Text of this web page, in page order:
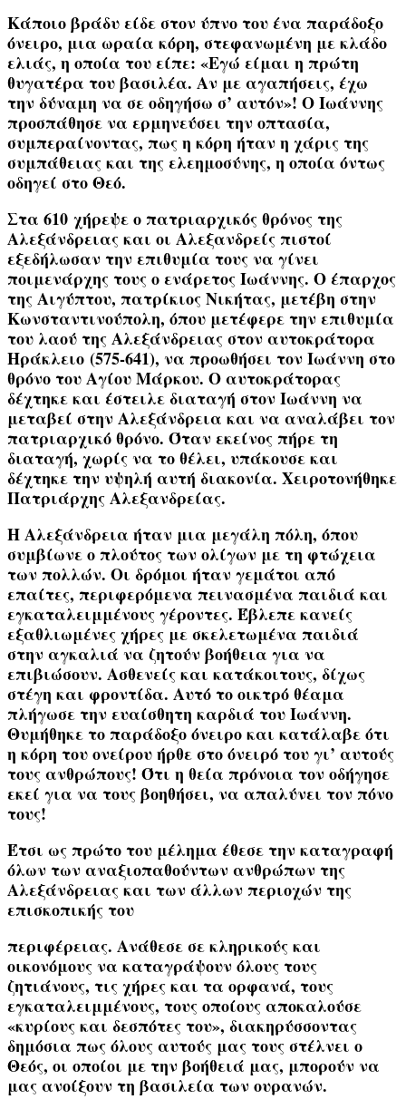
Κάποιο βράδυ είδε στον ύπνο του ένα παράδοξο
όνειρο, μια ωραία κόρη, στεφανωμένη με κλάδο
ελιάς, η οποία του είπε: «Εγώ είμαι η πρώτη
θυγατέρα του βασιλέα. Αν με αγαπήσεις, έχω
την δύναμη να σε οδηγήσω σ’ αυτόν»! Ο Ιωάννης
προσπάθησε να ερμηνεύσει την οπτασία,
συμπεραίνοντας, πως η κόρη ήταν η χάρις της
συμπάθειας και της ελεημοσύνης, η οποία όντως
οδηγεί στο Θεό.
Στα 610 χήρεψε ο πατριαρχικός θρόνος της
Αλεξάνδρειας και οι Αλεξανδρείς πιστοί
εξεδήλωσαν την επιθυμία τους να γίνει
ποιμενάρχης τους ο ενάρετος Ιωάννης. Ο έπαρχος
της Αιγύπτου, πατρίκιοςΝικήτας, μετέβη στην
Κωνσταντινούπολη, όπου μετέφερε την επιθυμία
του λαού της Αλεξάνδρειας στον αυτοκράτορα
Ηράκλειο (575-641), να προωθήσει τον Ιωάννη στο
θρόνο του Αγίου Μάρκου. Ο αυτοκράτορας
δέχτηκε και έστειλε διαταγή στον Ιωάννη να
μεταβεί στην Αλεξάνδρεια και να αναλάβει τον
πατριαρχικό θρόνο. Όταν εκείνος πήρε τη
διαταγή, χωρίς να το θέλει, υπάκουσε και
δέχτηκε την υψηλή αυτή διακονία. Χειροτονήθηκε
Πατριάρχης Αλεξανδρείας.
Η Αλεξάνδρεια ήταν μια μεγάλη πόλη, όπου
συμβίωνε ο πλούτος των ολίγων με τη φτώχεια
των πολλών. Οι δρόμοι ήταν γεμάτοι από
επαίτες, περιφερόμενα πεινασμένα παιδιά και
εγκαταλειμμένους γέροντες. Έβλεπε κανείς
εξαθλιωμένες χήρες με σκελετωμένα παιδιά
στην αγκαλιά να ζητούν βοήθεια για να
επιβιώσουν. Ασθενείς και κατάκοιτους, δίχως
στέγη και φροντίδα. Αυτό το οικτρό θέαμα
πλήγωσε την ευαίσθητη καρδιά του Ιωάννη.
Θυμήθηκε το παράδοξο όνειρο και κατάλαβε ότι
η κόρη του ονείρου ήρθε στο όνειρό του γι’ αυτούς
τους ανθρώπους! Ότι η θεία πρόνοια τον οδήγησε
εκεί για να τους βοηθήσει, να απαλύνει τον πόνο
τους!
Έτσι ως πρώτο του μέλημα έθεσε την καταγραφή
όλων των αναξιοπαθούντων ανθρώπων της
Αλεξάνδρειας και των άλλων περιοχών της
επισκοπικής του
περιφέρειας. Ανάθεσε σε κληρικούς και
οικονόμους να καταγράψουν όλους τους
ζητιάνους, τις χήρες και τα ορφανά, τους
εγκαταλειμμένους, τους οποίους αποκαλούσε
«κυρίους και δεσπότες του», διακηρύσσοντας
δημόσια πως όλους αυτούς μας τους στέλνει ο
Θεός, οι οποίοι με την βοήθειά μας, μπορούν να
μας ανοίξουν τη βασιλεία των ουρανών.